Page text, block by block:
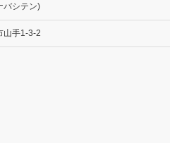
バシテン)
山手1-3-2